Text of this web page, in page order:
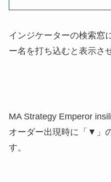
インジケーターの検索窓
ー名を打ち込むと表示さ
MA Strategy Emperor
オーダー出現時に「▼」
す。